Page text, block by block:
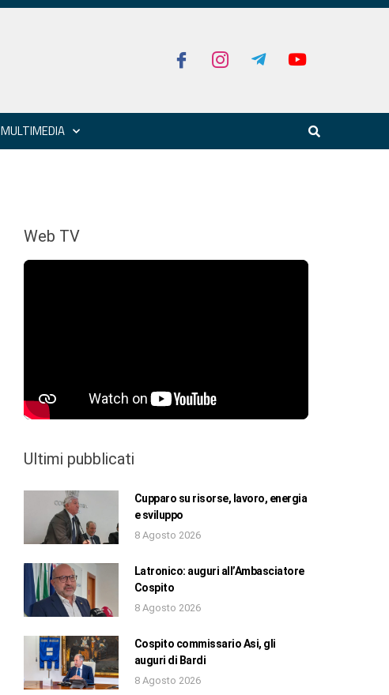
MULTIMEDIA
Web TV
Ultimi pubblicati
Cupparo su risorse, lavoro, energia
e sviluppo
8 Agosto 2026
Latronico: auguri all’Ambasciatore
Cospito
8 Agosto 2026
Cospito commissario Asi, gli
auguri di Bardi
8 Agosto 2026